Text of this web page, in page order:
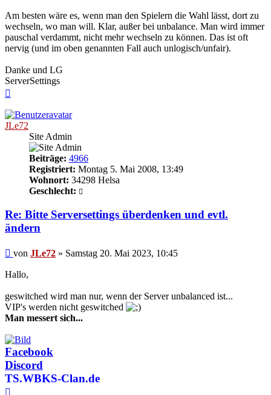
Am besten wäre es, wenn man den Spielern die Wahl lässt, dort zu
wechseln, wo man will. Klar, außer bei unbalance. Man wird immer
pauschal verdammt, nicht mehr wechseln zu können. Das ist oft
nervig (und im oben genannten Fall auch unlogisch/unfair).
Danke und LG
ServerSettings
JLe72
Site Admin
Beiträge: 4966
Registriert: Montag 5. Mai 2008, 13:49
Wohnort: 34298 Helsa
Geschlecht:
Re: Bitte Serversettings überdenken und evtl.
ändern
Beitrag
von JLe72 » Samstag 20. Mai 2023, 10:45
Hallo,
geswitched wird man nur, wenn der Server unbalanced ist...
VIP's werden nicht geswitched
Man messert sich...
Facebook
Discord
TS.WBKS-Clan.de